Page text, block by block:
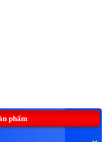
phẩm